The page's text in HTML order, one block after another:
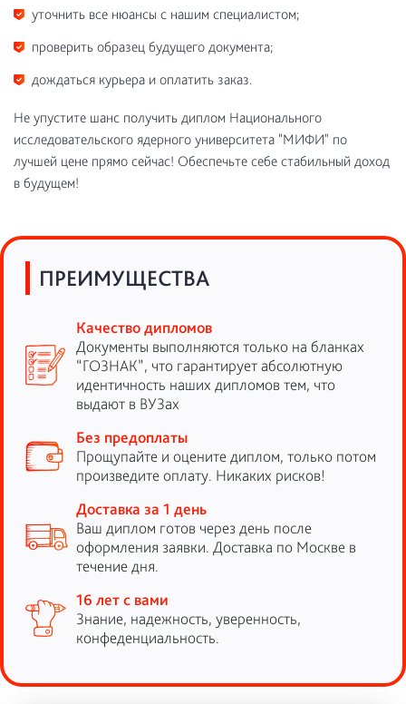
уточнить все нюансы с нашим специалистом;
проверить образец будущего документа;
дождаться курьера и оплатить заказ.
Не упустите шанс получить диплом Национального
исследовательского ядерного университета "МИФИ" по
лучшей цене прямо сейчас! Обеспечьте себе стабильный доход
в будущем!
ПРЕИМУЩЕСТВА
Качество дипломов
Документы выполняются только на бланках
“ГОЗНАК”, что гарантирует абсолютную
идентичность наших дипломов тем, что
выдают в ВУЗах
Без предоплаты
Прощупайте и оцените диплом, только потом
произведите оплату. Никаких рисков!
Доставка за 1 день
Ваш диплом готов через день после
оформления заявки. Доставка по Москве в
течение дня.
16 лет с вами
Знание, надежность, уверенность,
конфеденциальность.